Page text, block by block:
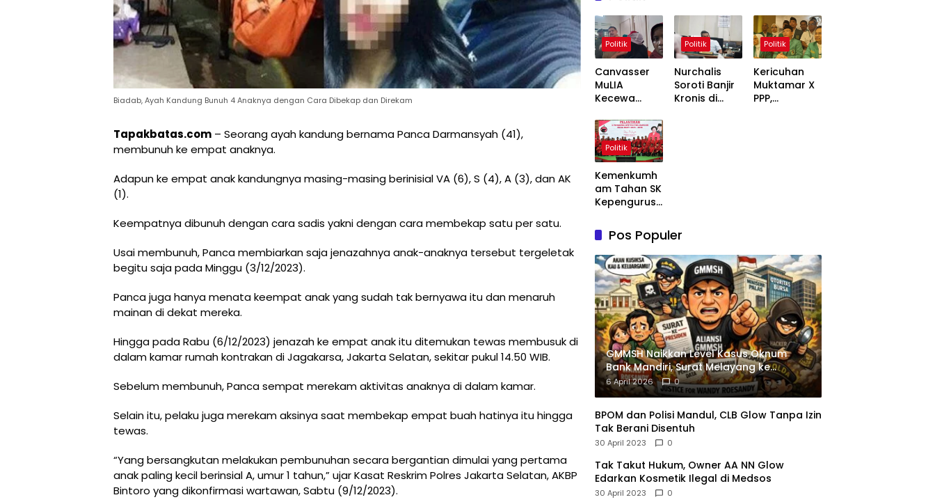
Biadab, Ayah Kandung Bunuh 4 Anaknya dengan Cara Dibekap dan Direkam
Tapakbatas.com – Seorang ayah kandung bernama Panca Darmansyah (41),
membunuh ke empat anaknya.
Adapun ke empat anak kandungnya masing-masing berinisial VA (6), S (4), A (3), dan AK
(1).
Keempatnya dibunuh dengan cara sadis yakni dengan cara membekap satu per satu.
Usai membunuh, Panca membiarkan saja jenazahnya anak-anaknya tersebut tergeletak
begitu saja pada Minggu (3/12/2023).
Panca juga hanya menata keempat anak yang sudah tak bernyawa itu dan menaruh
mainan di dekat mereka.
Hingga pada Rabu (6/12/2023) jenazah ke empat anak itu ditemukan tewas membusuk di
dalam kamar rumah kontrakan di Jagakarsa, Jakarta Selatan, sekitar pukul 14.50 WIB.
Sebelum membunuh, Panca sempat merekam aktivitas anaknya di dalam kamar.
Selain itu, pelaku juga merekam aksinya saat membekap empat buah hatinya itu hingga
tewas.
“Yang bersangkutan melakukan pembunuhan secara bergantian dimulai yang pertama
anak paling kecil berinsial A, umur 1 tahun,” ujar Kasat Reskrim Polres Jakarta Selatan, AKBP
Bintoro yang dikonfirmasi wartawan, Sabtu (9/12/2023).
Politik
Canvasser
MuLIA
Kecewa
Respons
Appi Soal
RT/RW Dinilai
Menyinggung
Politik
Nurchalis
Soroti Banjir
Kronis di
Politik
Kericuhan
Muktamar X
PPP,
Politik
Kemenkumh
am Tahan SK
Kepengurusa
Tunggu
Kelengkapan
Administrasi
Pos Populer
GMMSH Naikkan Level Kasus Oknum
Bank Mandiri, Surat Melayang ke
Presiden
6 April 2026 0
BPOM dan Polisi Mandul, CLB Glow Tanpa Izin
Tak Berani Disentuh
30 April 2023 0
Tak Takut Hukum, Owner AA NN Glow
Edarkan Kosmetik Ilegal di Medsos
30 April 2023 0